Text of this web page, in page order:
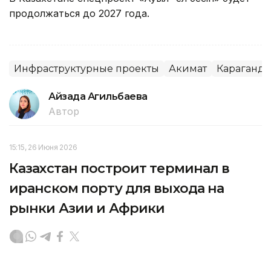
продолжаться до 2027 года.
Инфраструктурные проекты Акимат
Айзада Агильбаева
Автор
15:15, 26 Июня 2026
Казахстан построит терминал в
иранском порту для выхода на
рынки Азии и Африки